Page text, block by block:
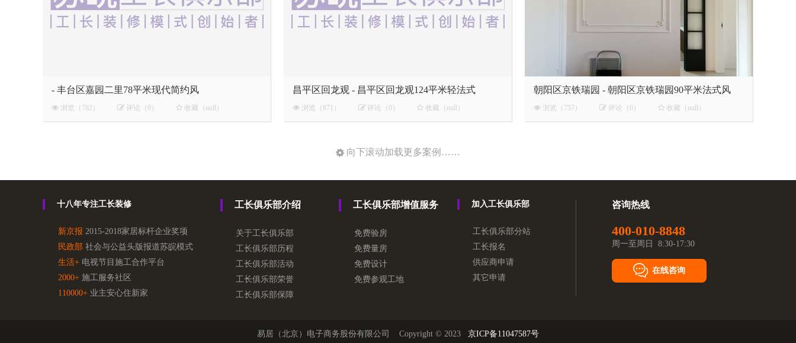
- 丰台区嘉园二里78平米现代简约风
浏览（782） 评论（0） 收藏（null）
昌平区回龙观 - 昌平区回龙观124平米轻法式
浏览（871） 评论（0） 收藏（null）
朝阳区京铁瑞园 - 朝阳区京铁瑞园90平米法式风
浏览（757） 评论（0） 收藏（null）
向下滚动加载更多案例……
十八年专注工长装修
新京报 2015-2018家居标杆企业奖项
民政部 社会与公益头版报道苏皖模式
生活+ 电视节目施工合作平台
2000+ 施工服务社区
110000+ 业主安心住新家
工长俱乐部介绍
关于工长俱乐部
工长俱乐部历程
工长俱乐部活动
工长俱乐部荣誉
工长俱乐部保障
工长俱乐部增值服务
免费验房
免费量房
免费设计
免费参观工地
加入工长俱乐部
工长俱乐部分站
工长报名
供应商申请
其它申请
咨询热线
400-010-8848
周一至周日 8:30-17:30
在线咨询
易居（北京）电子商务股份有限公司 Copyright © 2023 京ICP备11047587号